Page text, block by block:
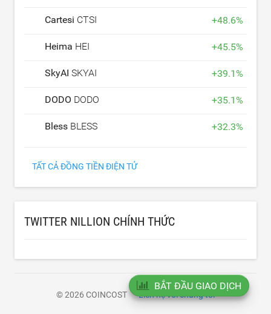
Cartesi CTSI +48.6%
Heima HEI +45.5%
SkyAI SKYAI +39.1%
DODO DODO +35.1%
Bless BLESS +32.3%
TẤT CẢ ĐỒNG TIỀN ĐIỆN TỬ
TWITTER NILLION CHÍNH THỨC
© 2026 COINCOST Liên hệ với chúng tôi
BẮT ĐẦU GIAO DỊCH